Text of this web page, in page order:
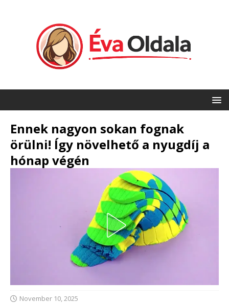
Ennek nagyon sokan fognak
örülni! Így növelhető a nyugdíj a
hónap végén
November 10, 2025